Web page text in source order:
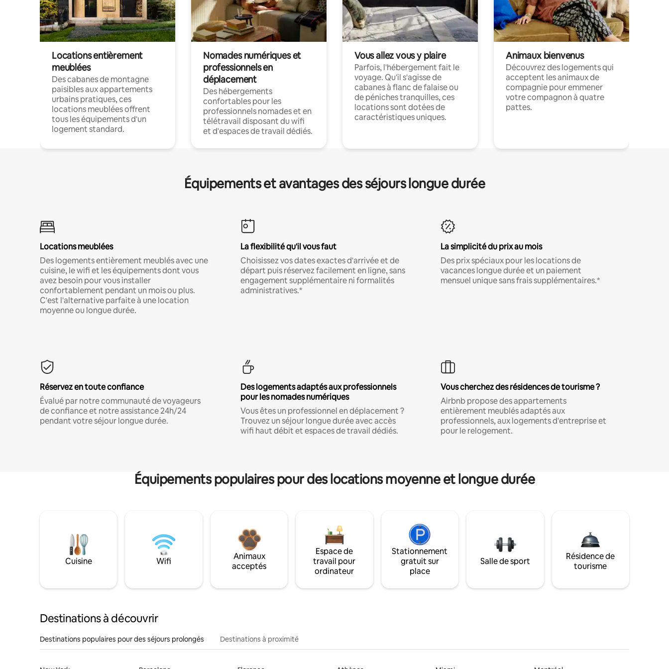
Locations entièrement
meublées
Des cabanes de montagne
paisibles aux appartements
urbains pratiques, ces
locations meublées offrent
tous les équipements d'un
logement standard.
Nomades numériques et
professionnels en
déplacement
Des hébergements
confortables pour les
professionnels nomades et en
télétravail disposant du wifi
et d'espaces de travail dédiés.
Vous allez vous y plaire
Parfois, l'hébergement fait le
voyage. Qu'il s'agisse de
cabanes à flanc de falaise ou
de péniches tranquilles, ces
locations sont dotées de
caractéristiques uniques.
Animaux bienvenus
Découvrez des logements qui
acceptent les animaux de
compagnie pour emmener
votre compagnon à quatre
pattes.
Équipements et avantages des séjours longue durée
Locations meublées
Des logements entièrement meublés avec une
cuisine, le wifi et les équipements dont vous
avez besoin pour vous installer
confortablement pendant un mois ou plus.
C'est l'alternative parfaite à une location
moyenne ou longue durée.
La flexibilité qu'il vous faut
Choisissez vos dates exactes d'arrivée et de
départ puis réservez facilement en ligne, sans
engagement supplémentaire ni formalités
administratives.*
La simplicité du prix au mois
Des prix spéciaux pour les locations de
vacances longue durée et un paiement
mensuel unique sans frais supplémentaires.*
Réservez en toute confiance
Évalué par notre communauté de voyageurs
de confiance et notre assistance 24h/24
pendant votre séjour longue durée.
Des logements adaptés aux professionnels
pour les nomades numériques
Vous êtes un professionnel en déplacement ?
Trouvez un séjour longue durée avec accès
wifi haut débit et espaces de travail dédiés.
Vous cherchez des résidences de tourisme ?
Airbnb propose des appartements
entièrement meublés adaptés aux
professionnels, aux logements d'entreprise et
pour le relogement.
Équipements populaires pour des locations moyenne et longue durée
Cuisine Wifi
Animaux
acceptés
Espace de
travail pour
ordinateur
Stationnement
gratuit sur
place
Salle de sport
Résidence de
tourisme
Destinations à découvrir
Destinations populaires pour des séjours prolongés Destinations à proximité